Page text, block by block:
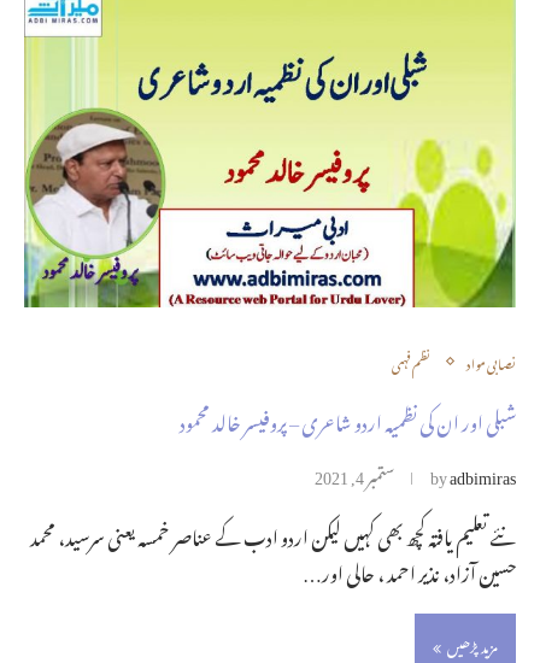
نصابی مواد نظم فہمی
شبلی اور ان کی نظمیہ اردو شاعری – پروفیسر خالد محمود
byadbimiras ستمبر 4, 2021
نئے تعلیم یافتہ کچھ بھی کہیں لیکن اردو ادب کے عناصر خمسہ یعنی سرسید، محمد
حسین آزاد، نذیر احمد ، حالی اور…
مزید پڑھیں